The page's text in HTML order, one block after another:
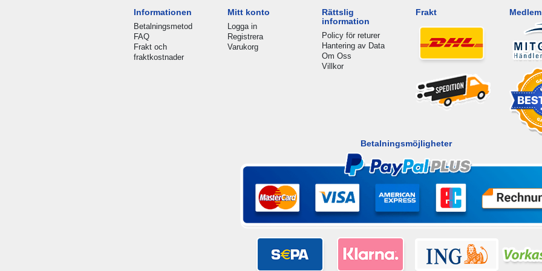
Informationen
Betalningsmetod
FAQ
Frakt och
fraktkostnader
Mitt konto
Logga in
Registrera
Varukorg
Rättslig
information
Policy för returer
Hantering av Data
Om Oss
Villkor
Frakt
Betalningsmöjligheter